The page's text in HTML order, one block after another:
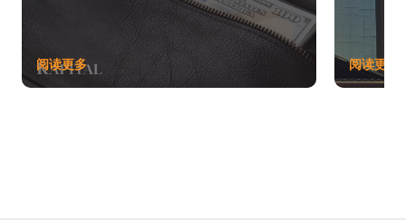
阅读更多 阅读更多